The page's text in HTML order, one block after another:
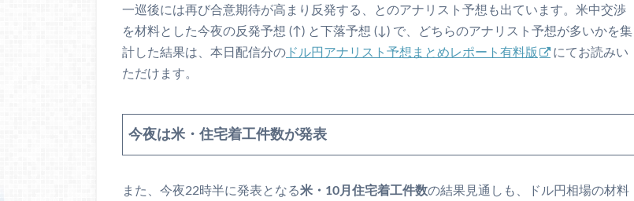
一巡後には再び合意期待が高まり反発する、とのアナリスト予想も出ています。米中交渉
を材料とした今夜の反発予想 (↑) と下落予想 (↓) で、どちらのアナリスト予想が多いかを集
計した結果は、本日配信分の ドル円アナリスト予想まとめレポート有料版
にてお読みい
ただけます。
今夜は米・住宅着工件数が発表
また、今夜22時半に発表となる米・10月住宅着工件数の結果見通しも、ドル円相場の材料